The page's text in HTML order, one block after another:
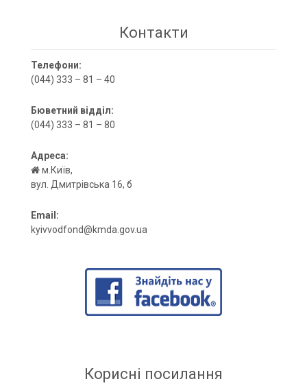
Контакти
Телефони:
(044) 333 – 81 – 40
Бюветний відділ:
(044) 333 – 81 – 80
Адреса:
м.Київ,
вул. Дмитрівська 16, б
Email:
kyivvodfond@kmda.gov.ua
Корисні посилання